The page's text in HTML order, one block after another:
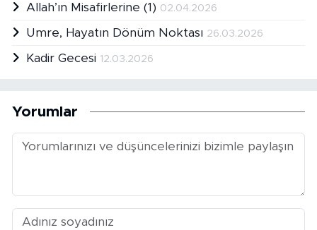
Allah’ın Misafirlerine (1) 02.04.2026
Umre, Hayatın Dönüm Noktası 26.03.2026
Kadir Gecesi 12.03.2026
Yorumlar